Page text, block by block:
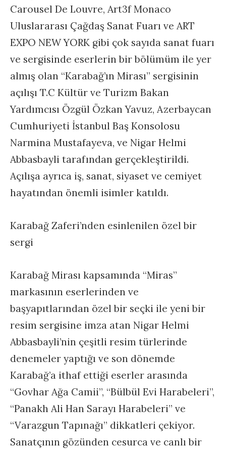
Carousel De Louvre, Art3f Monaco
Uluslararası Çağdaş Sanat Fuarı ve ART
EXPO NEW YORK gibi çok sayıda sanat fuarı
ve sergisinde eserlerin bir bölümüm ile yer
almış olan “Karabağ’ın Mirası” sergisinin
açılışı T.C Kültür ve Turizm Bakan
Yardımcısı Özgül Özkan Yavuz, Azerbaycan
Cumhuriyeti İstanbul Baş Konsolosu
Narmina Mustafayeva, ve Nigar Helmi
Abbasbayli tarafından gerçekleştirildi.
Açılışa ayrıca iş, sanat, siyaset ve cemiyet
hayatından önemli isimler katıldı.
Karabağ Zaferi’nden esinlenilen özel bir
sergi
Karabağ Mirası kapsamında “Miras”
markasının eserlerinden ve
başyapıtlarından özel bir seçki ile yeni bir
resim sergisine imza atan Nigar Helmi
Abbasbayli’nin çeşitli resim türlerinde
denemeler yaptığı ve son dönemde
Karabağ’a ithaf ettiği eserler arasında
“Govhar Ağa Camii”, “Bülbül Evi Harabeleri”,
“Panakh Ali Han Sarayı Harabeleri” ve
“Varazgun Tapınağı” dikkatleri çekiyor.
Sanatçının gözünden cesurca ve canlı bir